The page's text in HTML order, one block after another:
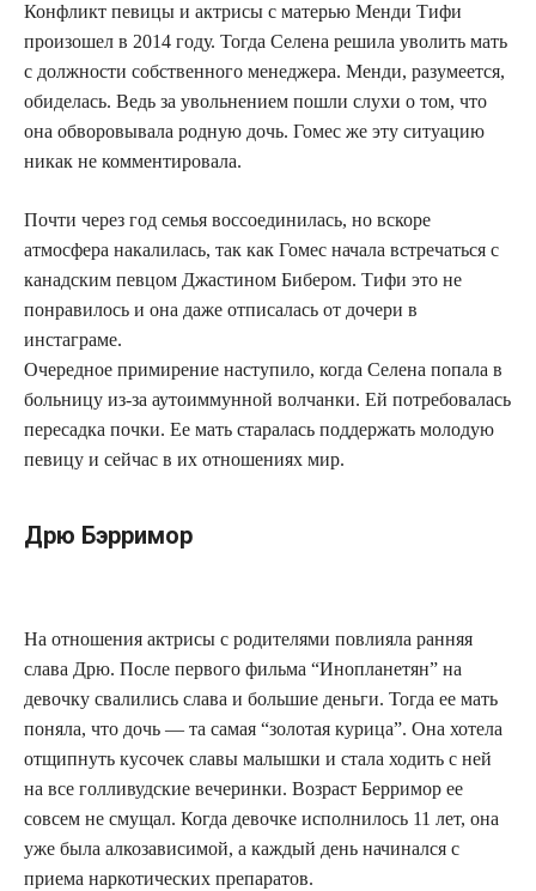
Конфликт певицы и актрисы с матерью Менди Тифи
произошел в 2014 году. Тогда Селена решила уволить мать
с должности собственного менеджера. Менди, разумеется,
обиделась. Ведь за увольнением пошли слухи о том, что
она обворовывала родную дочь. Гомес же эту ситуацию
никак не комментировала.
Почти через год семья воссоединилась, но вскоре
атмосфера накалилась, так как Гомес начала встречаться с
канадским певцом Джастином Бибером. Тифи это не
понравилось и она даже отписалась от дочери в
инстаграме.
Очередное примирение наступило, когда Селена попала в
больницу из-за аутоиммунной волчанки. Ей потребовалась
пересадка почки. Ее мать старалась поддержать молодую
певицу и сейчас в их отношениях мир.
Дрю Бэрримор
На отношения актрисы с родителями повлияла ранняя
слава Дрю. После первого фильма “Инопланетян” на
девочку свалились слава и большие деньги. Тогда ее мать
поняла, что дочь — та самая “золотая курица”. Она хотела
отщипнуть кусочек славы малышки и стала ходить с ней
на все голливудские вечеринки. Возраст Берримор ее
совсем не смущал. Когда девочке исполнилось 11 лет, она
уже была алкозависимой, а каждый день начинался с
приема наркотических препаратов.